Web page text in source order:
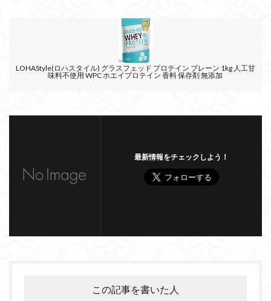
LOHAStyle(ロハスタイル) グラスフェッド プロテイン プレーン 1kg 人工甘
味料不使用 WPC ホエイプロテイン 香料 保存剤 無添加
最新情報をチェックしよう！
この記事を書いた人